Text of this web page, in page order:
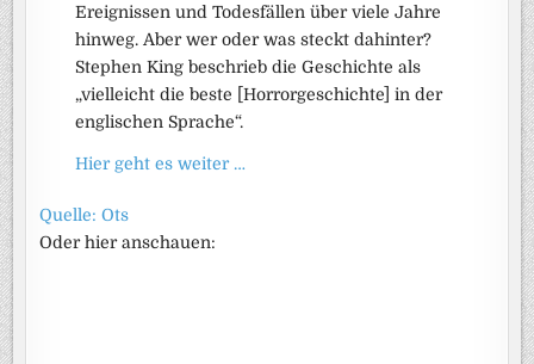
Ereignissen und Todesfällen über viele Jahre
hinweg. Aber wer oder was steckt dahinter?
Stephen King beschrieb die Geschichte als
„vielleicht die beste [Horrorgeschichte] in der
englischen Sprache“.
Hier geht es weiter …
Quelle: Ots
Oder hier anschauen: